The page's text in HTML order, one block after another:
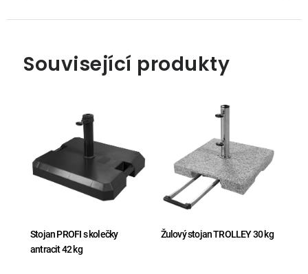
Související produkty
Stojan PROFI s kolečky
antracit 42 kg
Žulový stojan TROLLEY 30 kg